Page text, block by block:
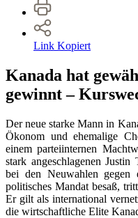
Link Kopiert
Kanada hat
gewinnt –
Der neue starke Mann in
Ökonom und ehemalige
einem parteiinternen
stark angeschlagenen
bei den Neuwahlen
politisches Mandat besaß,
Er gilt als international
die wirtschaftliche Elite